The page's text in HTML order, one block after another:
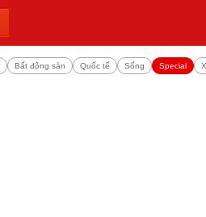
Bất động sản Quốc tế Sống Special